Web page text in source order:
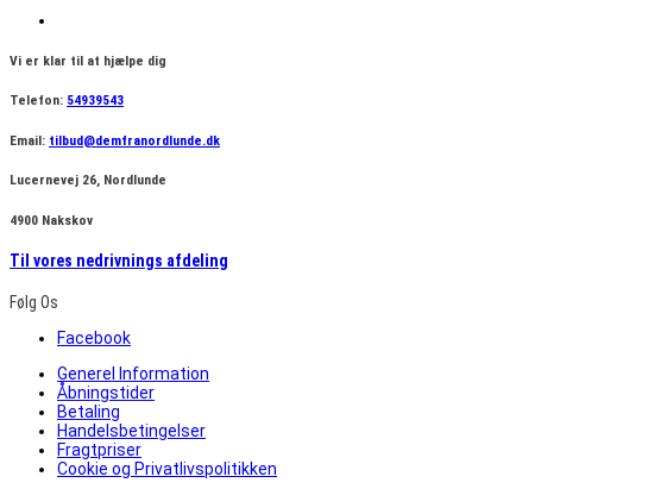
Vi er klar til at hjælpe dig
Telefon: 54939543
Email: tilbud@demfranordlunde.dk
Lucernevej 26, Nordlunde
4900 Nakskov
Til vores nedrivnings afdeling
Følg Os
Facebook
Generel Information
Åbningstider
Betaling
Handelsbetingelser
Fragtpriser
Cookie og Privatlivspolitikken